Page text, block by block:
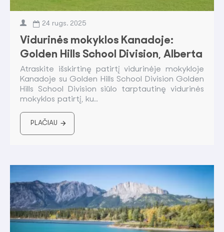
24 rugs. 2025
Vidurinės mokyklos Kanadoje:
Golden Hills School Division, Alberta
Atraskite išskirtinę patirtį vidurinėje mokykloje
Kanadoje su Golden Hills School Division Golden
Hills School Division siūlo tarptautinę vidurinės
mokyklos patirtį, ku..
PLAČIAU